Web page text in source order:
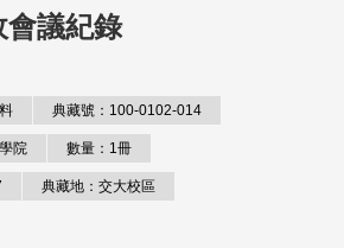
會議紀錄
典藏號：100-0102-014
院 數量：1冊
典藏地：交大校區